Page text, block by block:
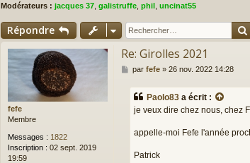
Modérateurs : jacques 37 galistruffe phil uncinat55
Répondre
fefe
Membre
Messages : 1822
Inscription : 02 sept. 2019
19:59
Re: Girolles 2021
M
s
par fefe» 26 nov. 2022 14:28
Paolo83 a écrit :
je veux dire chez nous, chez
appelle-moi Fefe l'année
Patrick